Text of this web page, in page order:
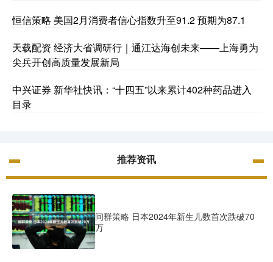
恒信策略 美国2月消费者信心指数升至91.2 预期为87.1
天载配资 经济大省调研行｜通江达海创未来——上海勇为
尖兵开创高质量发展新局
中兴证券 新华社快讯：“十四五”以来累计402种药品进入
目录
推荐资讯
间群策略 日本2024年新生儿数首次跌破70
万